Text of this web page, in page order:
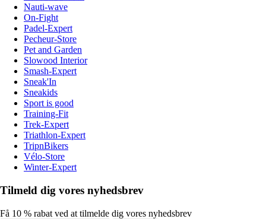
Nauti-wave
On-Fight
Padel-Expert
Pecheur-Store
Pet and Garden
Slowood Interior
Smash-Expert
Sneak'In
Sneakids
Sport is good
Training-Fit
Trek-Expert
Triathlon-Expert
TripnBikers
Vélo-Store
Winter-Expert
Tilmeld dig vores nyhedsbrev
Få 10 % rabat ved at tilmelde dig vores nyhedsbrev